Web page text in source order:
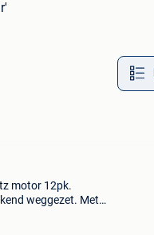
motor 12pk.
weggezet. Met